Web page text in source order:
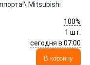
Mitsubishi
100%
1 шт.
сегодня в 07:00
В корзину